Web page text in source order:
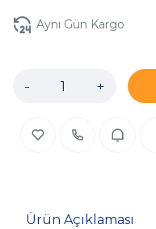
Aynı Gün Kargo
- +
Ürün Açıklaması